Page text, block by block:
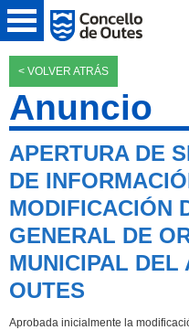
< VOLVER ATRÁS
Anuncio
APERTURA DE
DE
MODIFICACIÓN
GENERAL DE
MUNICIPAL DEL
OUTES
Aprobada inicialmente la